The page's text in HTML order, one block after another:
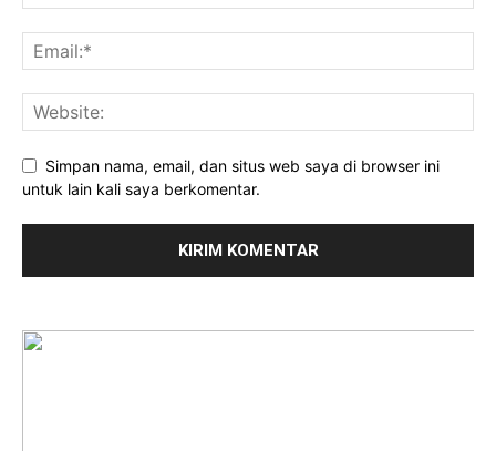
Simpan nama, email, dan situs web saya di browser ini
untuk lain kali saya berkomentar.